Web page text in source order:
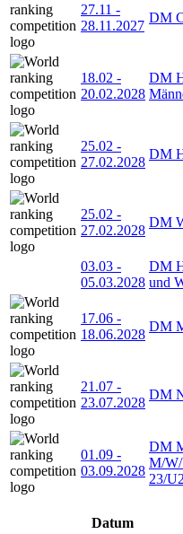
27.11 -
28.11.2027
DM
18.02 -
20.02.2028
DM
25.02 -
27.02.2028
DM
25.02 -
27.02.2028
DM
03.03 -
05.03.2028
DM
und
17.06 -
18.06.2028
DM
21.07 -
23.07.2028
DM
01.09 -
03.09.2028
DM
M/
23/
Datum